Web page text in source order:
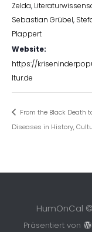
Zelda,
Sebastian Grübel,
Plappert
Website:
https://
ltur.de
From the Black Death
Diseases in History,
HumOnCal
Präsentiert von